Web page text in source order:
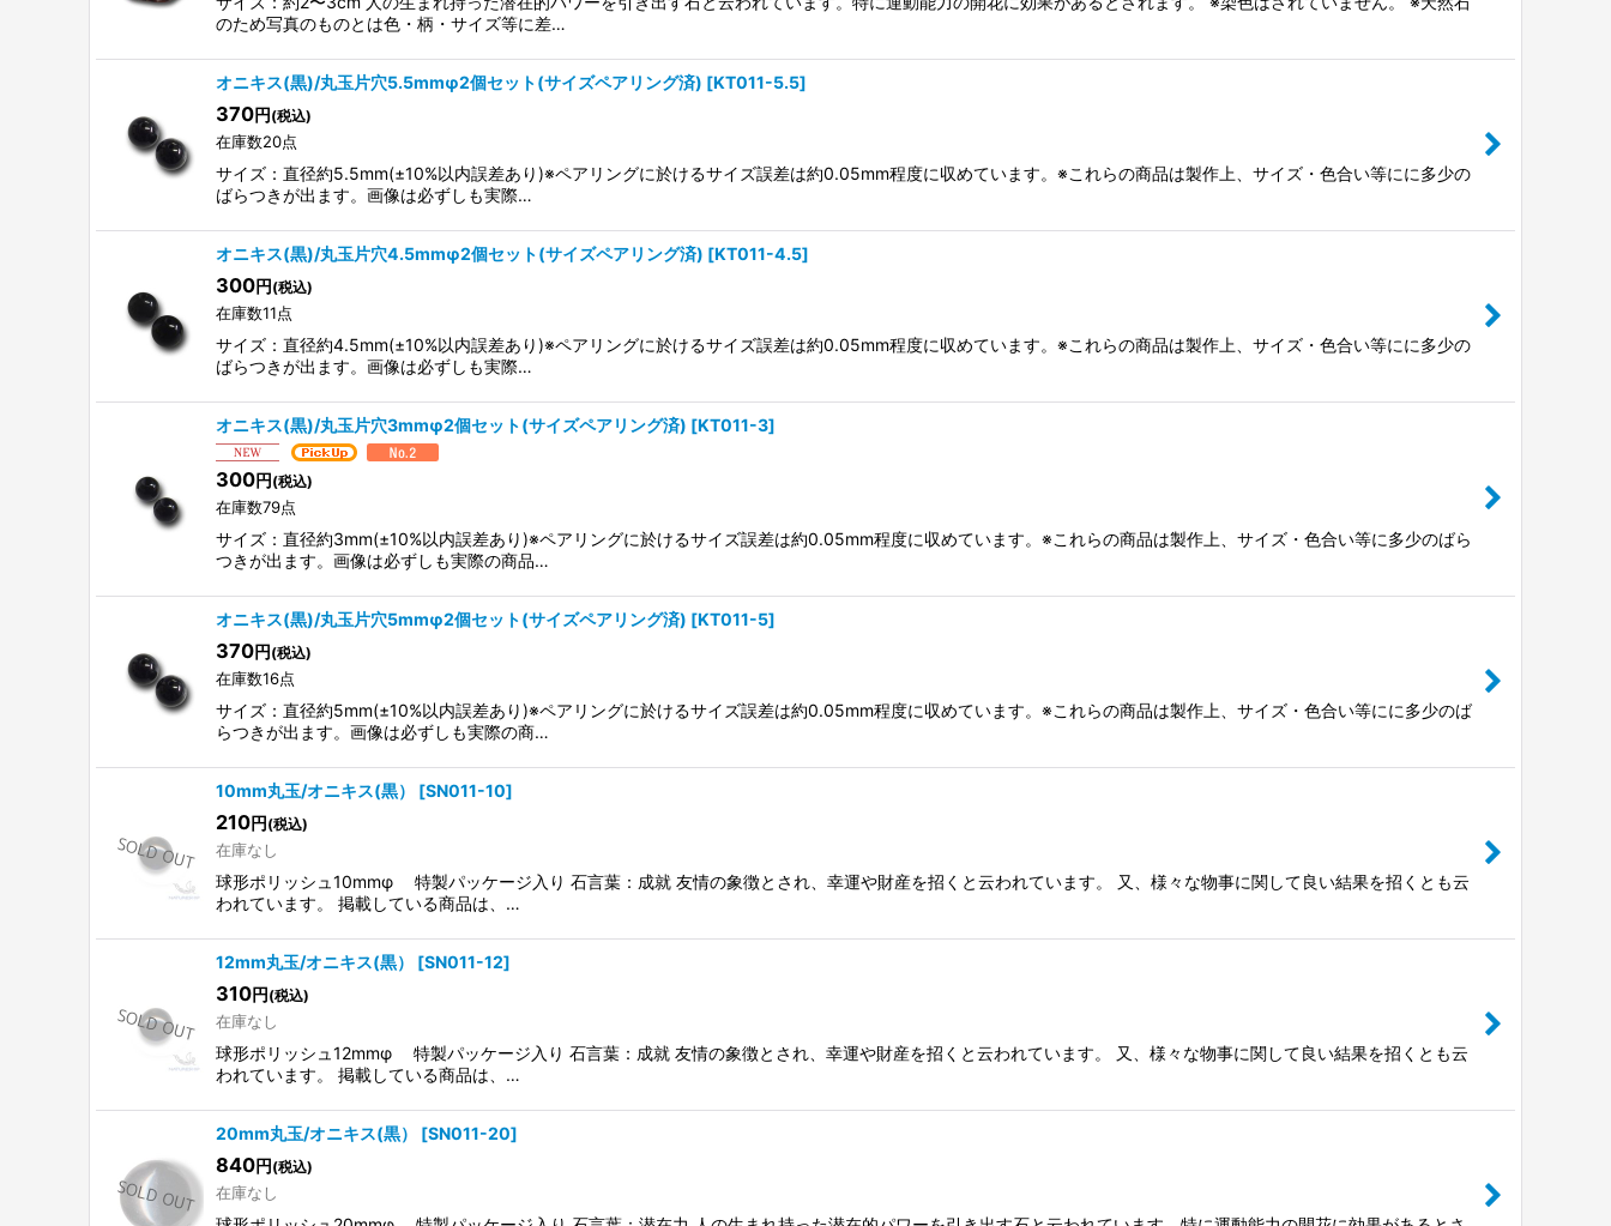
のため写真のものとは色・柄・サイズ等に差…
オニキス(黒)/丸玉片穴5.5mmφ2個セット(サイズペアリング済) [KT011-5.5]
370円 (税込)
在庫数20点
サイズ：直径約5.5mm(±10%以内誤差あり)※ペアリングに於けるサイズ誤差は約0.05mm程度に収めています。※これらの商品は製作上、サイズ・色合い等にに多少の
ばらつきが出ます。画像は必ずしも実際…
オニキス(黒)/丸玉片穴4.5mmφ2個セット(サイズペアリング済) [KT011-4.5]
300円 (税込)
在庫数11点
サイズ：直径約4.5mm(±10%以内誤差あり)※ペアリングに於けるサイズ誤差は約0.05mm程度に収めています。※これらの商品は製作上、サイズ・色合い等にに多少の
ばらつきが出ます。画像は必ずしも実際…
オニキス(黒)/丸玉片穴3mmφ2個セット(サイズペアリング済) [KT011-3]
300円 (税込)
在庫数79点
サイズ：直径約3mm(±10%以内誤差あり)※ペアリングに於けるサイズ誤差は約0.05mm程度に収めています。※これらの商品は製作上、サイズ・色合い等に多少のばら
つきが出ます。画像は必ずしも実際の商品…
オニキス(黒)/丸玉片穴5mmφ2個セット(サイズペアリング済) [KT011-5]
370円 (税込)
在庫数16点
サイズ：直径約5mm(±10%以内誤差あり)※ペアリングに於けるサイズ誤差は約0.05mm程度に収めています。※これらの商品は製作上、サイズ・色合い等にに多少のば
らつきが出ます。画像は必ずしも実際の商…
10mm丸玉/オニキス(黒） [SN011-10]
210円 (税込)
在庫なし
球形ポリッシュ10mmφ 特製パッケージ入り 石言葉：成就 友情の象徴とされ、幸運や財産を招くと云われています。 又、様々な物事に関して良い結果を招くとも云
われています。 掲載している商品は、…
12mm丸玉/オニキス(黒） [SN011-12]
310円 (税込)
在庫なし
球形ポリッシュ12mmφ 特製パッケージ入り 石言葉：成就 友情の象徴とされ、幸運や財産を招くと云われています。 又、様々な物事に関して良い結果を招くとも云
われています。 掲載している商品は、…
20mm丸玉/オニキス(黒） [SN011-20]
840円 (税込)
在庫なし